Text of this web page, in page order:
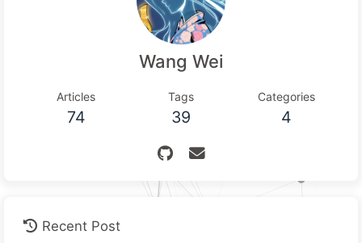
Wang Wei
Articles
74
Tags
39
Categories
4
Recent Post